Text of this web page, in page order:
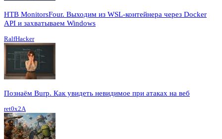
HTB MonitorsFour. Выходим из WSL-контейнера через Docker
API и захватываем Windows
RalfHacker
Познаём Burp. Как увидеть невидимое при атаках на веб
ret0x2A